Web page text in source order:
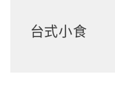
台式小食